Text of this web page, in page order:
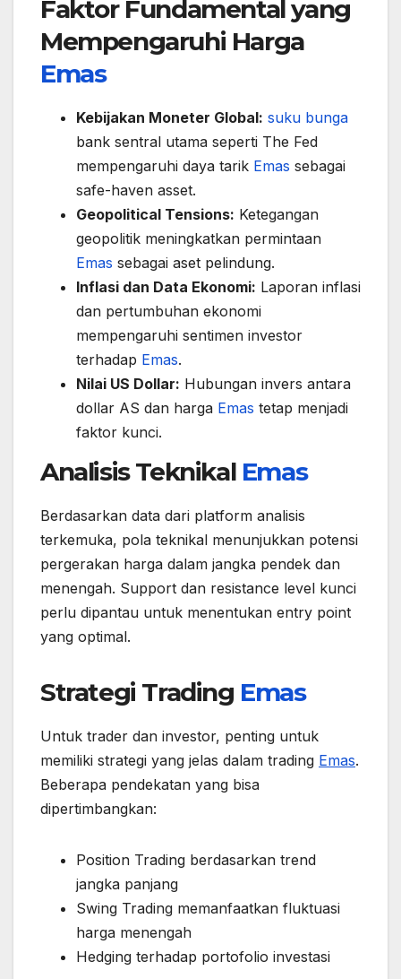
Faktor Fundamental yang
Mempengaruhi Harga
Emas
Kebijakan Moneter Global: suku bunga
bank sentral utama seperti The Fed
mempengaruhi daya tarik Emas sebagai
safe-haven asset.
Geopolitical Tensions: Ketegangan
geopolitik meningkatkan permintaan
Emas sebagai aset pelindung.
Inflasi dan Data Ekonomi: Laporan inflasi
dan pertumbuhan ekonomi
mempengaruhi sentimen investor
terhadap Emas.
Nilai US Dollar: Hubungan invers antara
dollar AS dan harga Emas tetap menjadi
faktor kunci.
Analisis Teknikal Emas
Berdasarkan data dari platform analisis
terkemuka, pola teknikal menunjukkan potensi
pergerakan harga dalam jangka pendek dan
menengah. Support dan resistance level kunci
perlu dipantau untuk menentukan entry point
yang optimal.
Strategi Trading Emas
Untuk trader dan investor, penting untuk
memiliki strategi yang jelas dalam trading Emas.
Beberapa pendekatan yang bisa
dipertimbangkan:
Position Trading berdasarkan trend
jangka panjang
Swing Trading memanfaatkan fluktuasi
harga menengah
Hedging terhadap portofolio investasi